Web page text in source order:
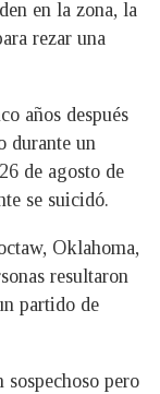
en la zona, la
rezar una
años después
durante un
de agosto de
se suicidó.
Oklahoma,
resultaron
partido de
pero